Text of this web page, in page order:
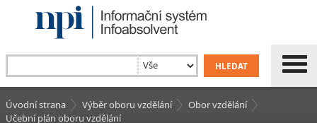
Úvodní strana Výběr oboru vzdělání
Obor vzdělání
Učební plán oboru vzdělání